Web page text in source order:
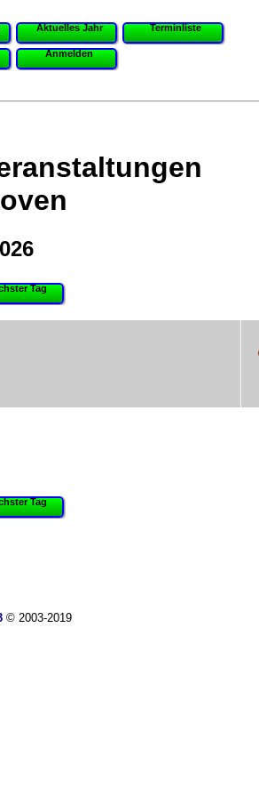
Aktuelles Jahr Terminliste
Anmelden
Tag
Tag
© 2003-2019